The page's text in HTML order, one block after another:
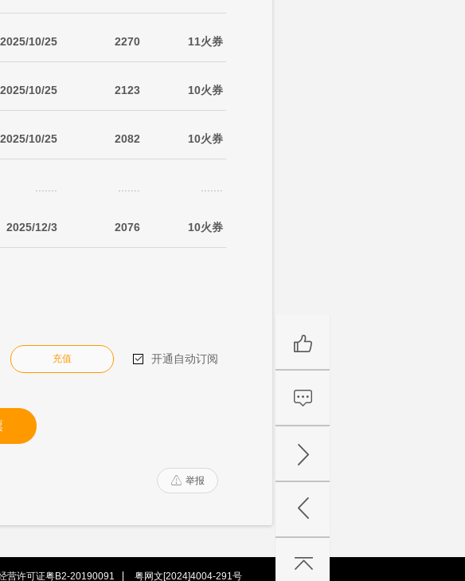
2025/10/25 2270 11火券
2025/10/25 2123 10火券
2025/10/25 2082 10火券
2025/12/3 2076 10火券
充值  开通自动订阅
 举报
营许可证粤B2-20190091 粤网文[2024]4004-291号